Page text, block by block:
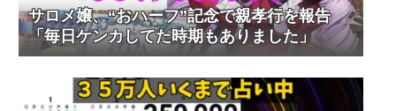
サロメ嬢、“おハーフ”記念で親孝行を報告
「毎日ケンカしてた時期もありました」